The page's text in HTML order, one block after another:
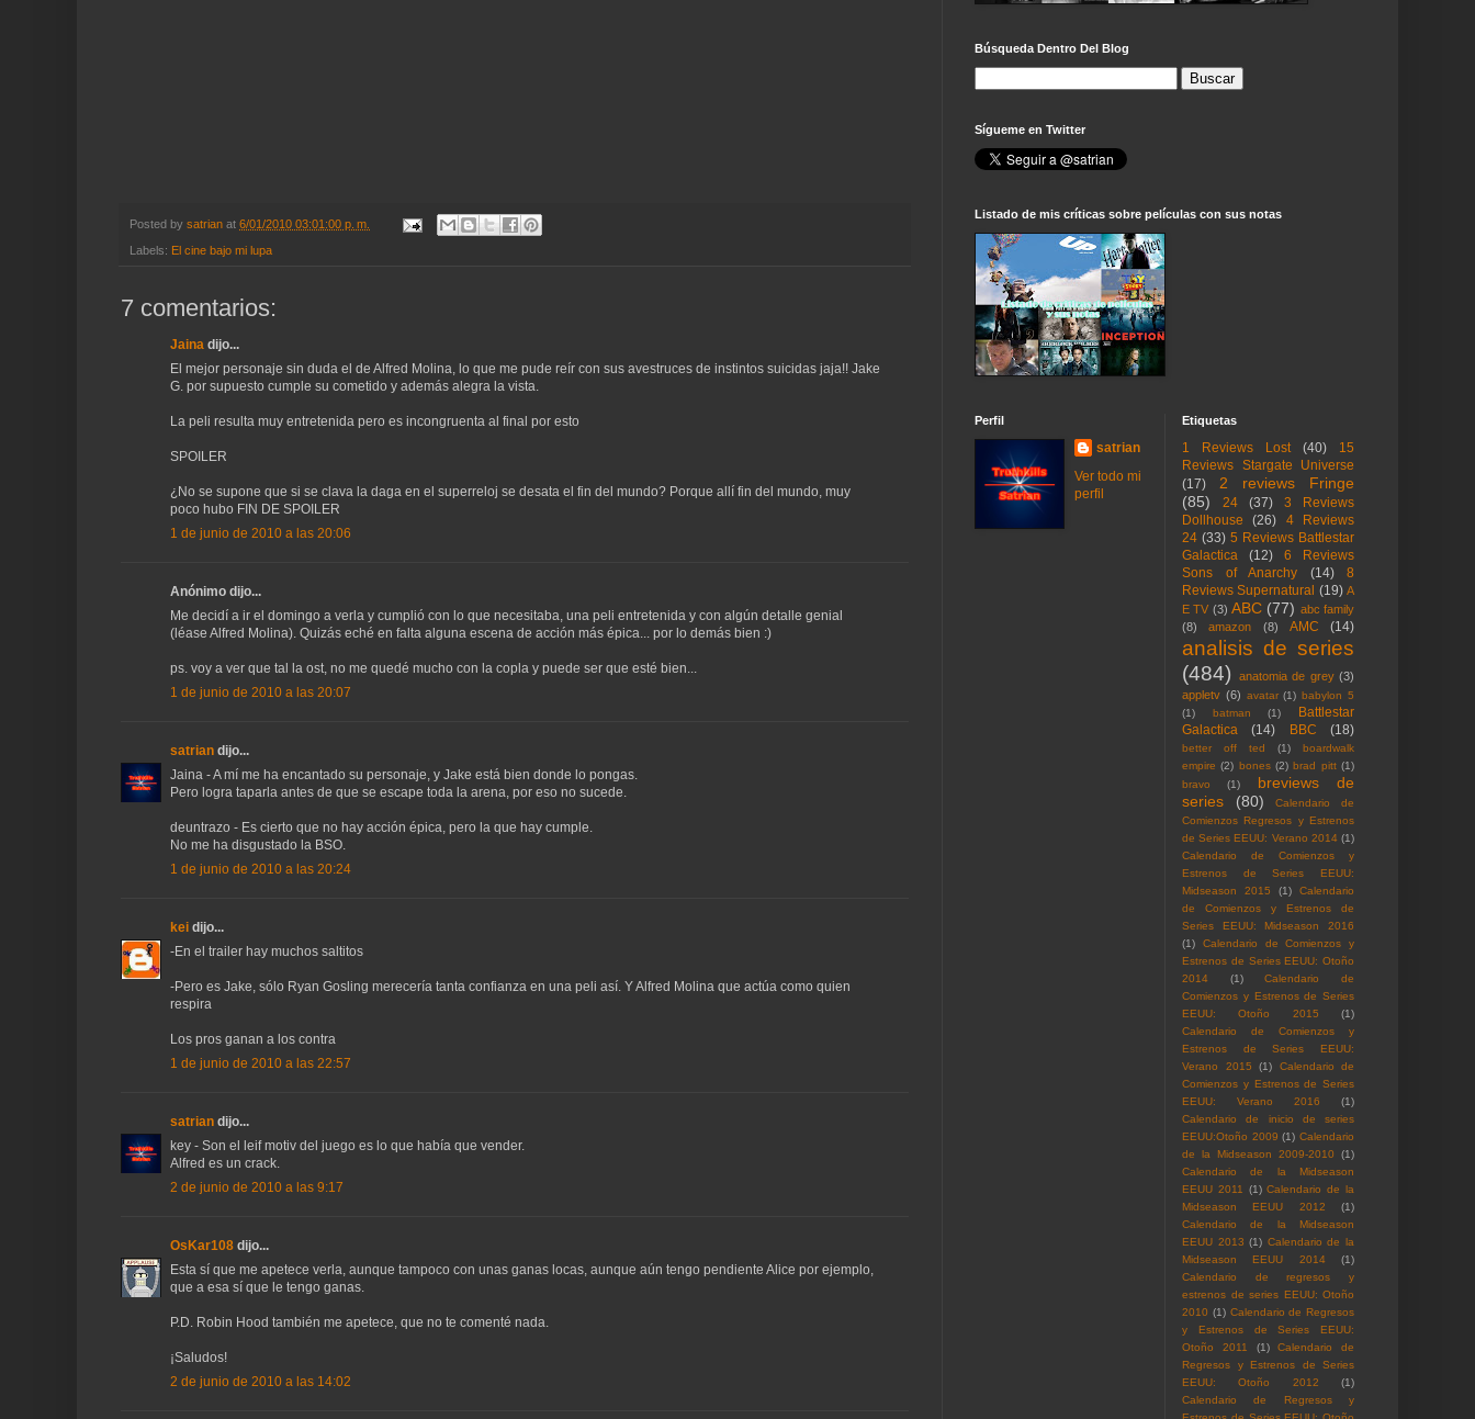
Posted by satrian at 6/01/2010 03:01:00 p. m.
Labels: El cine bajo mi lupa
7 comentarios:
Jaina dijo...
El mejor personaje sin duda el de Alfred Molina, lo que me pude reír con sus avestruces de instintos suicidas jaja!! Jake
G. por supuesto cumple su cometido y además alegra la vista.
La peli resulta muy entretenida pero es incongruenta al final por esto
SPOILER
¿No se supone que si se clava la daga en el superreloj se desata el fin del mundo? Porque allí fin del mundo, muy
poco hubo FIN DE SPOILER
1 de junio de 2010 a las 20:06
Anónimo dijo...
Me decidí a ir el domingo a verla y cumplió con lo que necesitaba, una peli entretenida y con algún detalle genial
(léase Alfred Molina). Quizás eché en falta alguna escena de acción más épica... por lo demás bien :)
ps. voy a ver que tal la ost, no me quedé mucho con la copla y puede ser que esté bien...
1 de junio de 2010 a las 20:07
satrian dijo...
Jaina - A mí me ha encantado su personaje, y Jake está bien donde lo pongas.
Pero logra taparla antes de que se escape toda la arena, por eso no sucede.
deuntrazo - Es cierto que no hay acción épica, pero la que hay cumple.
No me ha disgustado la BSO.
1 de junio de 2010 a las 20:24
kei dijo...
-En el trailer hay muchos saltitos
-Pero es Jake, sólo Ryan Gosling merecería tanta confianza en una peli así. Y Alfred Molina que actúa como quien
respira
Los pros ganan a los contra
1 de junio de 2010 a las 22:57
satrian dijo...
key - Son el leif motiv del juego es lo que había que vender.
Alfred es un crack.
2 de junio de 2010 a las 9:17
OsKar108 dijo...
Esta sí que me apetece verla, aunque tampoco con unas ganas locas, aunque aún tengo pendiente Alice por ejemplo,
que a esa sí que le tengo ganas.
P.D. Robin Hood también me apetece, que no te comenté nada.
¡Saludos!
2 de junio de 2010 a las 14:02
Búsqueda Dentro Del Blog
Sígueme en Twitter
Listado de mis críticas sobre películas con sus notas
Perfil
satrian
Ver todo mi
perfil
Etiquetas
1 Reviews Lost (40)
15
Reviews Stargate Universe
(17)
2 reviews Fringe
(85)
24 (37)
3 Reviews
Dollhouse
(26)
4 Reviews
24 (33) 5 Reviews Battlestar
Galactica
(12)
6 Reviews
Sons of Anarchy
(14)
8
Reviews Supernatural (19) A
E TV (3) ABC (77) abc family
(8)
amazon (8) AMC (14)
analisis de series
(484)
anatomia de grey (3)
appletv (6) avatar (1) babylon 5
(1)
batman (1)
Battlestar
Galactica
(14) BBC (18)
better off ted (1)
boardwalk
empire (2) bones (2) brad pitt (1)
bravo
(1)
breviews de
series
(80)
Calendario de
Comienzos Regresos y Estrenos
de Series EEUU: Verano 2014 (1)
Calendario de Comienzos y
Estrenos de Series EEUU:
Midseason 2015
(1)
Calendario
de Comienzos y Estrenos de
Series EEUU: Midseason 2016
(1)
Calendario de Comienzos y
Estrenos de Series EEUU: Otoño
2014
(1)
Calendario de
Comienzos y Estrenos de Series
EEUU: Otoño 2015
(1)
Calendario de Comienzos y
Estrenos de Series EEUU:
Verano 2015
(1)
Calendario de
Comienzos y Estrenos de Series
EEUU: Verano 2016
(1)
Calendario de inicio de series
EEUU:Otoño 2009 (1) Calendario
de la Midseason 2009-2010
(1)
Calendario de la Midseason
EEUU 2011 (1) Calendario de la
Midseason EEUU 2012
(1)
Calendario de la Midseason
EEUU 2013 (1) Calendario de la
Midseason EEUU 2014
(1)
Calendario de regresos y
estrenos de series EEUU: Otoño
2010 (1) Calendario de Regresos
y Estrenos de Series EEUU:
Otoño 2011
(1)
Calendario de
Regresos y Estrenos de Series
EEUU: Otoño 2012
(1)
Calendario de Regresos y